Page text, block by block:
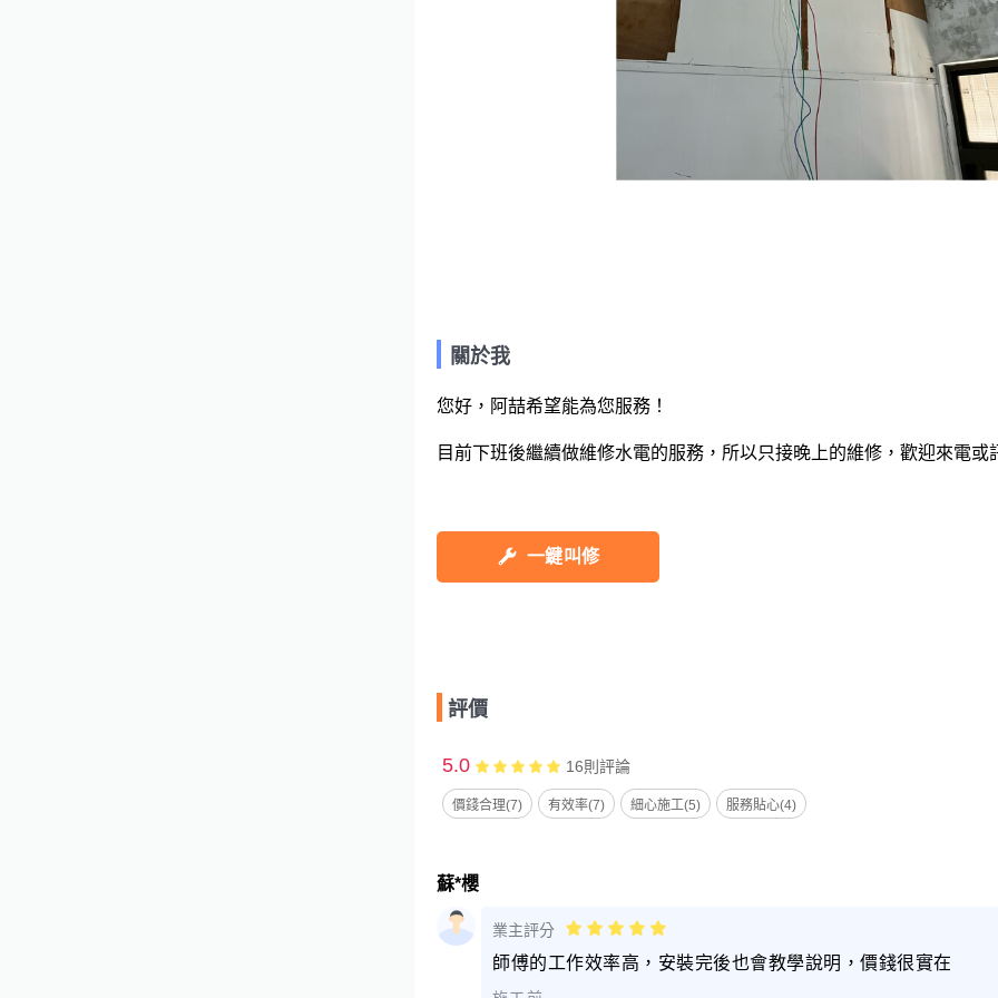
關於我
您好，阿喆希望能為您服務！
目前下班後繼續做維修水電的服務，所以只接晚上的維修，歡迎來電或
一鍵叫修
評價
5.0 16則評論
價錢合理(7) 有效率(7) 細心施工(5) 服務貼心(4)
蘇*櫻
業主評分
師傅的工作效率高，安裝完後也會教學說明，價錢很實在